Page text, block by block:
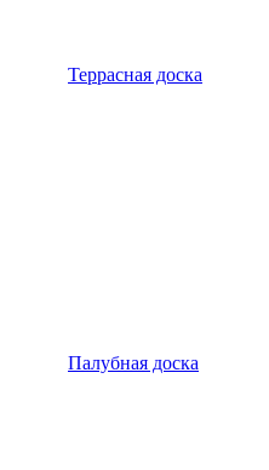
Террасная доска
Палубная доска